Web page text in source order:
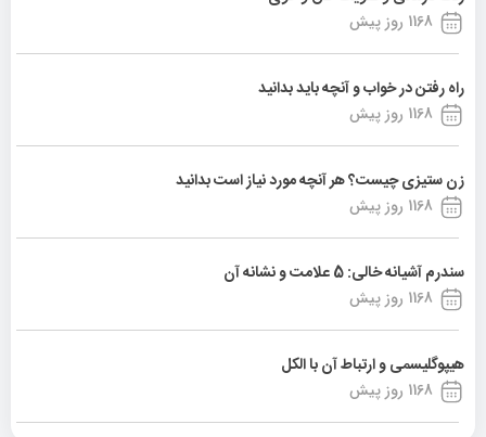
1168 روز پیش
راه رفتن در خواب و آنچه باید بدانید
1168 روز پیش
زن ستیزی چیست؟ هر آنچه مورد نیاز است بدانید
1168 روز پیش
سندرم آشیانه خالی: 5 علامت و نشانه آن
1168 روز پیش
هیپوگلیسمی و ارتباط آن با الکل
1168 روز پیش